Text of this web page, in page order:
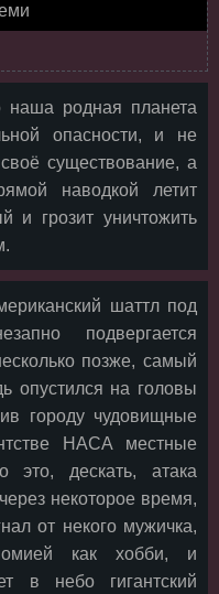
наша родная планета
опасности, и не
существование, а
наводкой летит
и грозит уничтожить
шаттл под
подвергается
позже, самый
опустился на головы
городу чудовищные
НАСА местные
это, дескать, атака
некоторое время,
от некого мужичка,
как хобби, и
в небо гигантский